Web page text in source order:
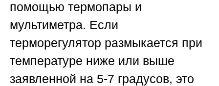
помощью термопары и
мультиметра. Если
терморегулятор размыкается при
температуре ниже или выше
заявленной на 5-7 градусов, это